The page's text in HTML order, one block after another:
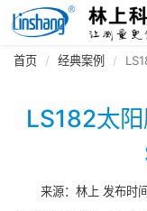
首页 经典案例
LS182太
来源：林上 发布时